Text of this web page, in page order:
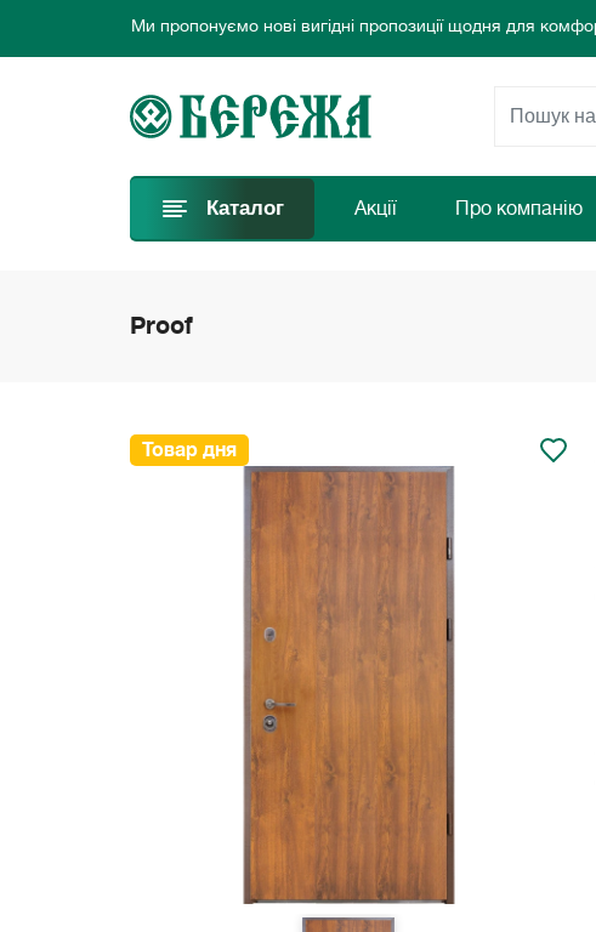
Обирайте найкращі двері та замовляйте просто зараз!
Ласкаво просимо до інтернет-магазину дверей Бережа!
Обирайте найкращі двері та замовляйте просто зараз!
Каталог Акції Про компанію
Proof
Товар дня